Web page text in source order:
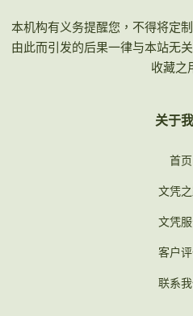
本机构有义务提醒您，不得将定
由此而引发的后果一律与本站无
收藏之
关于
首页
文凭
文凭
客户
联系